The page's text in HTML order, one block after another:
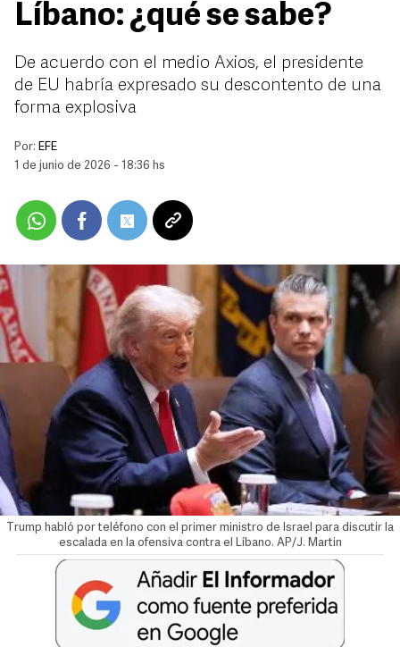
Líbano: ¿qué se sabe?
De acuerdo con el medio Axios, el presidente
de EU habría expresado su descontento de una
forma explosiva
Por: EFE
1 de junio de 2026 - 18:36 hs
Trump habló por teléfono con el primer ministro de Israel para discutir la
escalada en la ofensiva contra el Líbano. AP/J. Martin